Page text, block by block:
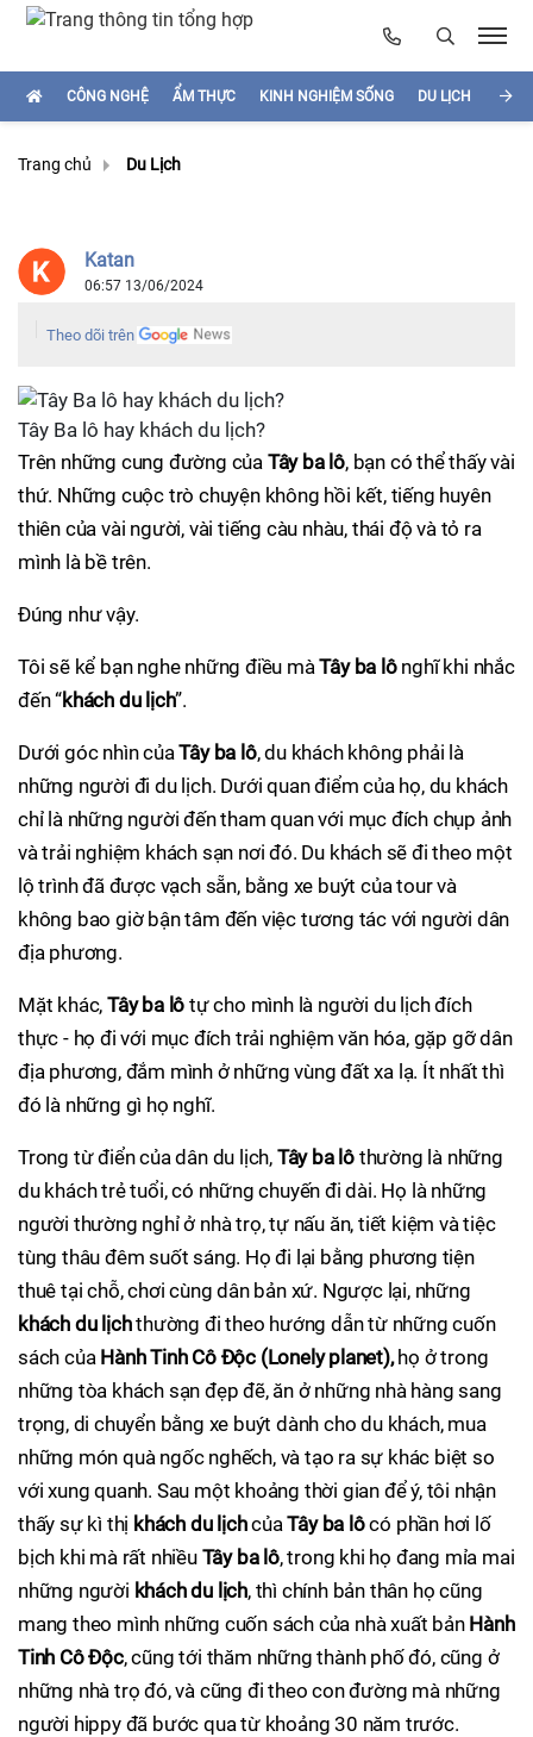
CÔNG NGHỆ ẨM THỰC KINH NGHIỆM SỐNG DU LỊCH
Trang chủ Du Lịch
Katan
06:57 13/06/2024
Theo dõi trên
Tây Ba lô hay khách du lịch?
Trên những cung đường của Tây ba lô, bạn có thể thấy vài
thứ. Những cuộc trò chuyện không hồi kết, tiếng huyên
thiên của vài người, vài tiếng càu nhàu, thái độ và tỏ ra
mình là bề trên.
Đúng như vậy.
Tôi sẽ kể bạn nghe những điều màTây ba lônghĩ khi nhắc
đến “khách du lịch”.
Dưới góc nhìn củaTây ba lô, du khách không phải là
những người đi du lịch. Dưới quan điểm của họ, du khách
chỉ là những người đến tham quan với mục đích chụp ảnh
và trải nghiệm khách sạn nơi đó. Du khách sẽ đi theo một
lộ trình đã được vạch sẵn, bằng xe buýt của tour và
không bao giờ bận tâm đến việc tương tác với người dân
địa phương.
Mặt khác, Tây ba lô tự cho mình là người du lịch đích
thực - họ đi với mục đích trải nghiệm văn hóa, gặp gỡ dân
địa phương, đắm mình ở những vùng đất xa lạ. Ít nhất thì
đó là những gì họ nghĩ.
Trong từ điển của dân du lịch, Tây ba lô thường là những
du khách trẻ tuổi, có những chuyến đi dài. Họ là những
người thường nghỉ ở nhà trọ, tự nấu ăn, tiết kiệm và tiệc
tùng thâu đêm suốt sáng. Họ đi lại bằng phương tiện
thuê tại chỗ, chơi cùng dân bản xứ. Ngược lại, những
khách du lịchthường đi theo hướng dẫn từ những cuốn
sách của Hành Tinh Cô Độc (Lonely planet),họ ở trong
những tòa khách sạn đẹp đẽ, ăn ở những nhà hàng sang
trọng, di chuyển bằng xe buýt dành cho du khách, mua
những món quà ngốc nghếch, và tạo ra sự khác biệt so
với xung quanh. Sau một khoảng thời gian để ý, tôi nhận
thấy sự kì thị khách du lịchcủaTây ba lôcó phần hơi lố
bịch khi mà rất nhiều Tây ba lô, trong khi họ đang mỉa mai
những người khách du lịch, thì chính bản thân họ cũng
mang theo mình những cuốn sách của nhà xuất bản Hành
Tinh Cô Độc, cũng tới thăm những thành phố đó, cũng ở
những nhà trọ đó, và cũng đi theo con đường mà những
người hippy đã bước qua từ khoảng 30 năm trước.